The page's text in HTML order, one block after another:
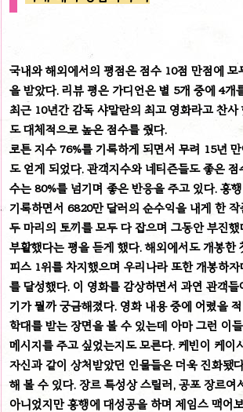
국내와 해외에서의 평점은 점수 10점 만점에 모
을 받았다. 리뷰 평은 가디언은 별 5개 중에 4개
최근 10년간 감독 샤말란의 최고 영화라고 찬사
도 대체적으로 높은 점수를 줬다.
로튼 지수 76%를 기록하게 되면서 무려 15년
도 얻게 되었다. 관객지수와 네티즌들도 좋은 점
수는 80%를 넘기며 좋은 반응을 주고 있다. 흥
기록하면서 6820만 달러의 순수익을 내게 한
두 마리의 토끼를 모두 다 잡으며 그동안 부진했
부활했다는 평을 듣게 했다.해외에서도 개봉한
피스 1위를 차지했으며 우리나라 또한 개봉하
를 달성했다. 이 영화를 감상하면서 과연 관객
기가 뭘까 궁금해졌다. 영화 내용 중에 어렸을
학대를 받는 장면을 볼 수 있는데 아마 그런 이
메시지를 주고 싶었는지도 모른다. 케빈이 케이
자신과 같이 상처받았던 인물들은 더욱 진화됐
해 볼 수 있다. 장르 특성상 스릴러, 공포 장르여
아니었지만 흥행에 대성공을 하며 제임스 맥어